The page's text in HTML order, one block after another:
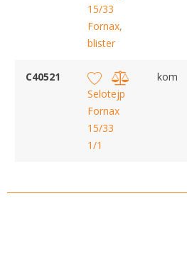
15/33
Fornax,
blister
C40521
Selotejp
Fornax
15/33
1/1
kom